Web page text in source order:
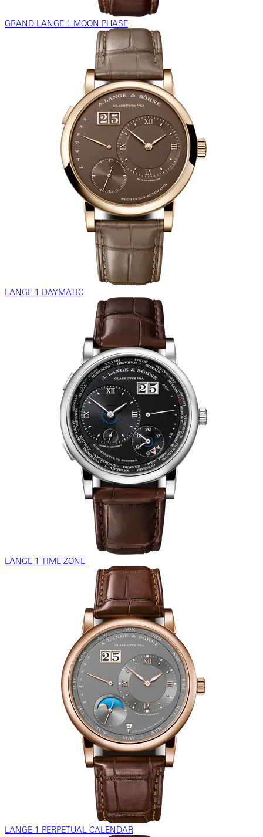
GRAND LANGE 1 MOON PHASE
LANGE 1 DAYMATIC
LANGE 1 TIME ZONE
LANGE 1 PERPETUAL CALENDAR